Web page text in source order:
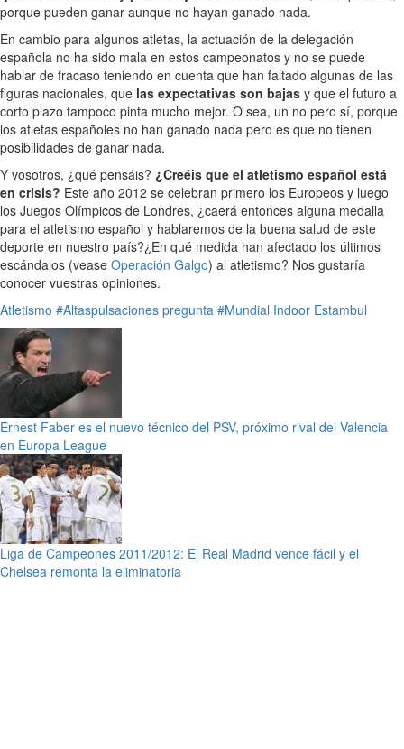
porque pueden ganar aunque no hayan ganado nada.
En cambio para algunos atletas, la actuación de la delegación
española no ha sido mala en estos campeonatos y no se puede
hablar de fracaso teniendo en cuenta que han faltado algunas de las
figuras nacionales, que las expectativas son bajas y que el futuro a
corto plazo tampoco pinta mucho mejor. O sea, un no pero sí, porque
los atletas españoles no han ganado nada pero es que no tienen
posibilidades de ganar nada.
Y vosotros, ¿qué pensáis? ¿Creéis que el atletismo español está
en crisis? Este año 2012 se celebran primero los Europeos y luego
los Juegos Olímpicos de Londres, ¿caerá entonces alguna medalla
para el atletismo español y hablaremos de la buena salud de este
deporte en nuestro país?¿En qué medida han afectado los últimos
escándalos (vease Operación Galgo) al atletismo? Nos gustaría
conocer vuestras opiniones.
Atletismo #Altaspulsaciones pregunta #Mundial Indoor Estambul
Ernest Faber es el nuevo técnico del PSV, próximo rival del Valencia
en Europa League
Liga de Campeones 2011/2012: El Real Madrid vence fácil y el
Chelsea remonta la eliminatoria